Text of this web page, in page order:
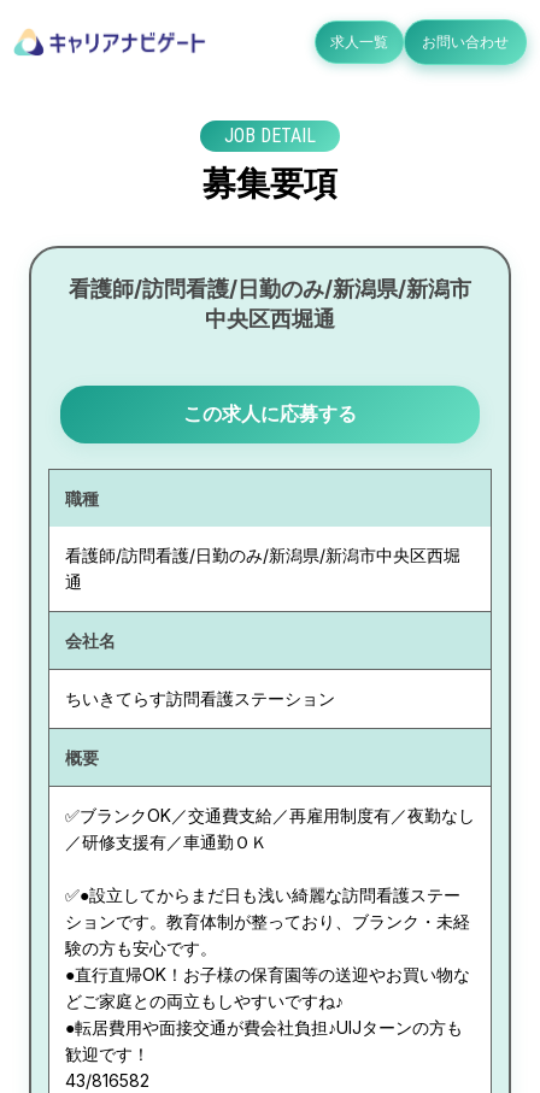
求人一覧 お問い合わせ
JOB DETAIL
募集要項
看護師/訪問看護/日勤のみ/新潟県/新潟市
中央区西堀通
この求人に応募する
職種
看護師/訪問看護/日勤のみ/新潟県/新潟市中央区西堀
通
会社名
ちいきてらす訪問看護ステーション
概要
✅ブランクOK／交通費支給／再雇用制度有／夜勤なし
／研修支援有／車通勤ＯＫ
✅●設立してからまだ日も浅い綺麗な訪問看護ステー
ションです。教育体制が整っており、ブランク・未経
験の方も安心です。
●直行直帰OK！お子様の保育園等の送迎やお買い物な
どご家庭との両立もしやすいですね♪
●転居費用や面接交通が費会社負担♪UIJターンの方も
歓迎です！
43/816582